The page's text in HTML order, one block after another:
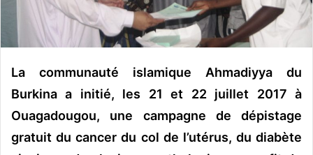
r
e
l
La communauté islamique Ahmadiyya du
Burkina a initié, les 21 et 22 juillet 2017 à
Ouagadougou, une campagne de dépistage
gratuit du cancer du col de l’utérus, du diabète